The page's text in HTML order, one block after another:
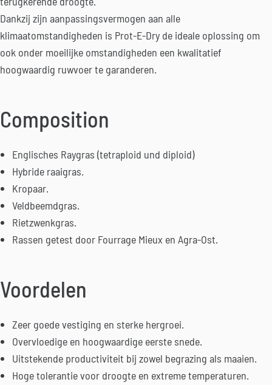
Dankzij zijn aanpassingsvermogen aan alle
klimaatomstandigheden is Prot-E-Dry de ideale oplossing om
ook onder moeilijke omstandigheden een kwalitatief
hoogwaardig ruwvoer te garanderen.
Composition
Englisches Raygras (tetraploid und diploid)
Hybride raaigras.
Kropaar.
Veldbeemdgras.
Rietzwenkgras.
Rassen getest door Fourrage Mieux en Agra-Ost.
Voordelen
Zeer goede vestiging en sterke hergroei.
Overvloedige en hoogwaardige eerste snede.
Uitstekende productiviteit bij zowel begrazing als maaien.
Hoge tolerantie voor droogte en extreme temperaturen.